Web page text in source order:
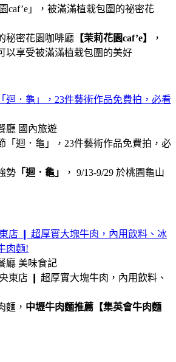
秘密花園咖啡廳 【茉莉花園caf’e】
，
以享受被滿滿植栽包圍的美好
迴．龜」，23件藝術作品免費拍，必看
廳 國內旅遊
勢 「迴．龜」
， 9/13-9/29 於桃園龜山
店 ❙ 超厚實大塊牛肉，內用飲料、冰
肉麵!
廳 美味食記
麵， 中壢牛肉麵推薦【集英會牛肉麵